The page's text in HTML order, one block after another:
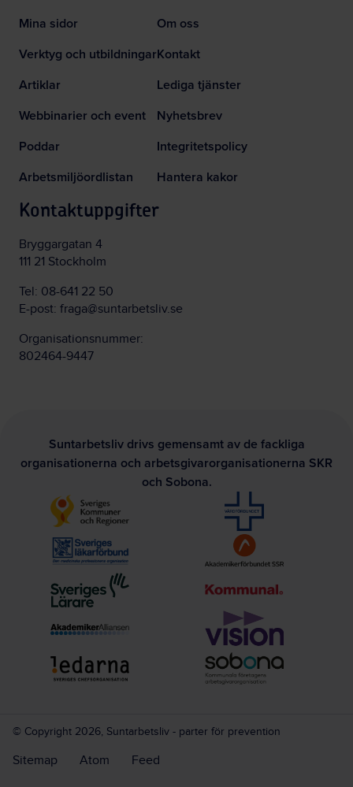
Mina sidor
Verktyg och utbildningar
Artiklar
Webbinarier och event
Poddar
Arbetsmiljöordlistan
Om oss
Kontakt
Lediga tjänster
Nyhetsbrev
Integritetspolicy
Hantera kakor
Kontaktuppgifter
Bryggargatan 4
111 21 Stockholm
Tel: 08-641 22 50
E-post: fraga@suntarbetsliv.se
Organisationsnummer:
802464-9447
Suntarbetsliv drivs gemensamt av de fackliga
organisationerna och arbetsgivarorganisationerna SKR
och Sobona.
© Copyright 2026, Suntarbetsliv - parter för prevention
Sitemap Atom Feed